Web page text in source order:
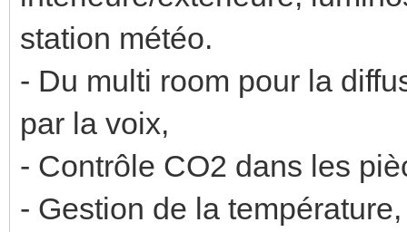
station météo.
- Du multi room pour la
par la voix,
- Contrôle CO2 dans les
- Gestion de la température,